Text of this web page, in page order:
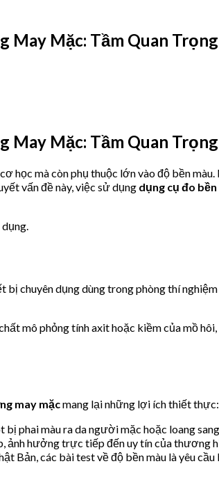
Mặc: Tầm Quan
Mặc: Tầm Quan
học mà còn phụ thuộc lớn vào độ bền
vấn đề này, việc sử dụng dụng cụ đo
chuyên dụng dùng trong phòng thí
mô phỏng tính axit hoặc kiềm của mồ
may mặcmang lại những lợi ích thiết thực:
phai màu ra da người mặc hoặc loang
ảnh hưởng trực tiếp đến uy tín của thương
Bản, các bài test về độ bền màu là yêu